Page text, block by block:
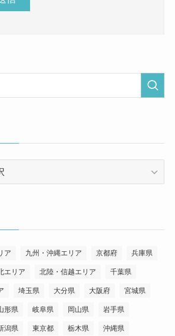
ア 九州・沖縄エリア 京都府 兵庫県
エリア 北陸・信越エリア 千葉県
埼玉県 大分県 大阪府 宮城県
形県 岐阜県 岡山県 岩手県
潟県 東京都 栃木県 沖縄県